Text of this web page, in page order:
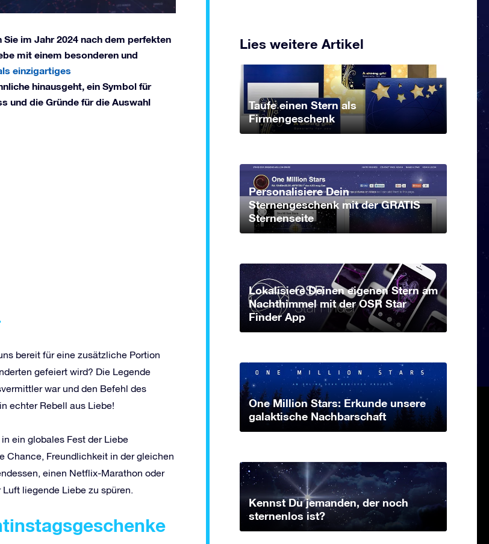
im Jahr 2024 nach dem perfekten
mit einem besonderen und
einzigartiges
hinausgeht, ein Symbol für
und die Gründe für die Auswahl
bereit für eine zusätzliche Portion
gefeiert wird? Die Legende
war und den Befehl des
echter Rebell aus Liebe!
ein globales Fest der Liebe
Chance, Freundlichkeit in der gleichen
einen Netflix-Marathon oder
liegende Liebe zu spüren.
Lies weitere Artikel
Taufe einen Stern als
Firmengeschenk
Personalisiere Dein
Sternengeschenk mit der GRATIS
Sternenseite
Lokalisiere Deinen eigenen Stern am
Nachthimmel mit der OSR Star
Finder App
One Million Stars: Erkunde unsere
galaktische Nachbarschaft
Kennst Du jemanden, der noch
sternenlos ist?